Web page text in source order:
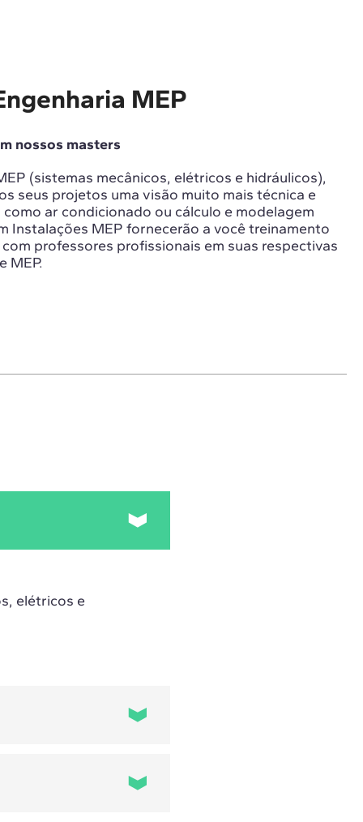
MEP
nossos masters
(sistemas mecânicos, elétricos e hidráulicos),
seus projetos uma visão muito mais técnica e
ar condicionado ou cálculo e modelagem
Instalações MEP fornecerão a você treinamento
professores profissionais em suas respectivas
MEP.
elétricos e
modelo digital